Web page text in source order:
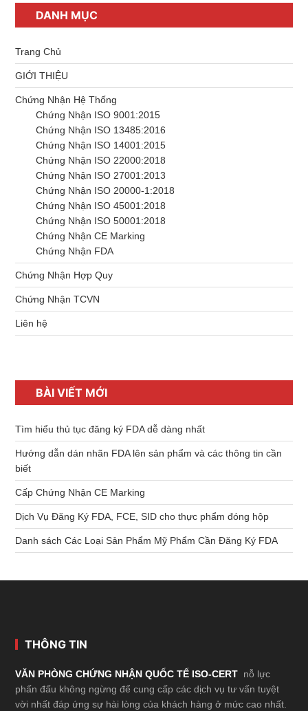
DANH MỤC
Trang Chủ
GIỚI THIỆU
Chứng Nhận Hệ Thống
Chứng Nhận ISO 9001:2015
Chứng Nhận ISO 13485:2016
Chứng Nhận ISO 14001:2015
Chứng Nhận ISO 22000:2018
Chứng Nhận ISO 27001:2013
Chứng Nhận ISO 20000-1:2018
Chứng Nhận ISO 45001:2018
Chứng Nhận ISO 50001:2018
Chứng Nhận CE Marking
Chứng Nhận FDA
Chứng Nhận Hợp Quy
Chứng Nhận TCVN
Liên hệ
BÀI VIẾT MỚI
Tìm hiểu thủ tục đăng ký FDA dễ dàng nhất
Hướng dẫn dán nhãn FDA lên sản phẩm và các thông tin cần
biết
Cấp Chứng Nhận CE Marking
Dịch Vụ Đăng Ký FDA, FCE, SID cho thực phẩm đóng hộp
Danh sách Các Loại Sản Phẩm Mỹ Phẩm Cần Đăng Ký FDA
THÔNG TIN
VĂN PHÒNG CHỨNG NHẬN QUỐC TẾ ISO-CERT nỗ lực
phấn đấu không ngừng để cung cấp các dịch vụ tư vấn tuyệt
vời nhất đáp ứng sự hài lòng của khách hàng ở mức cao nhất.